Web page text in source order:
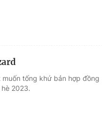
tống khứ bản hợp đồng
2023.